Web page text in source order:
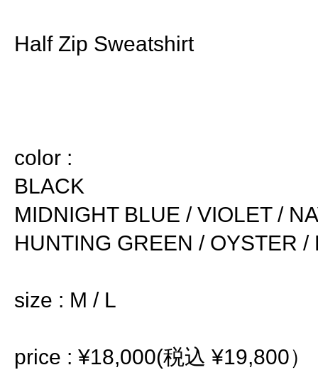
Half Zip Sweatshirt
color :
BLACK
MIDNIGHT BLUE / VIOLET /
HUNTING GREEN / OYSTER /
size : M / L
price : ¥18,000(税込 ¥19,800）